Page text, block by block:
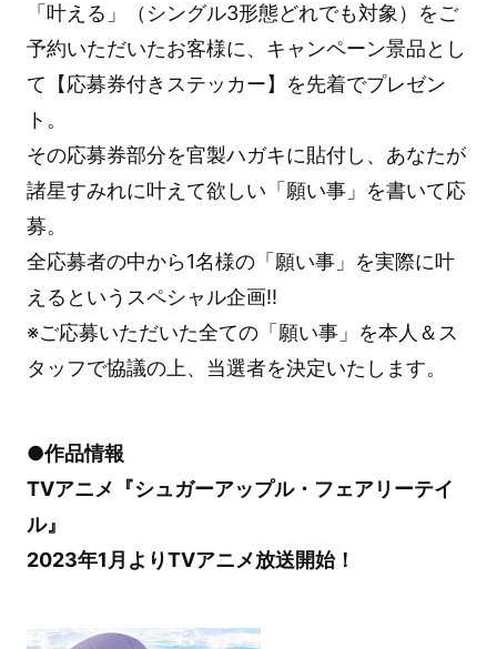
「叶える」（シングル3形態どれでも対象）をご
予約いただいたお客様に、キャンペーン景品とし
て【応募券付きステッカー】を先着でプレゼン
ト。
その応募券部分を官製ハガキに貼付し、あなたが
諸星すみれに叶えて欲しい「願い事」を書いて応
募。
全応募者の中から1名様の「願い事」を実際に叶
えるというスペシャル企画!!
※ご応募いただいた全ての「願い事」を本人＆ス
タッフで協議の上、当選者を決定いたします。
●作品情報
TVアニメ『シュガーアップル・フェアリーテイ
ル』
2023年1月よりTVアニメ放送開始！